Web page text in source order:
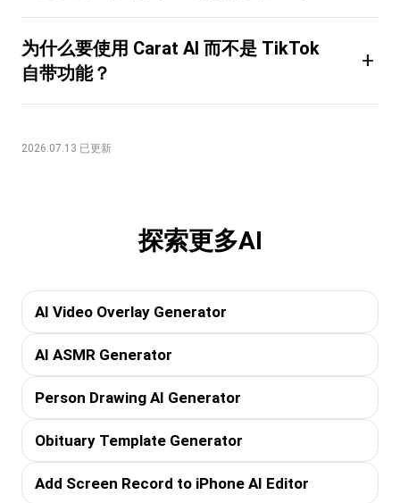
为什么要使用 Carat AI 而不是 TikTok
自带功能？
+
2026.07.13 已更新
探索更多AI
AI Video Overlay Generator
AI ASMR Generator
Person Drawing AI Generator
Obituary Template Generator
Add Screen Record to iPhone AI Editor